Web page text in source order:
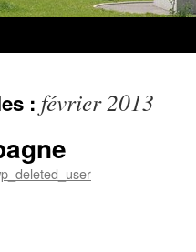
: février 2013